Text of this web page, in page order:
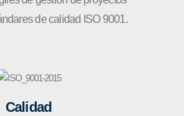
de calidad ISO 9001.
Calidad